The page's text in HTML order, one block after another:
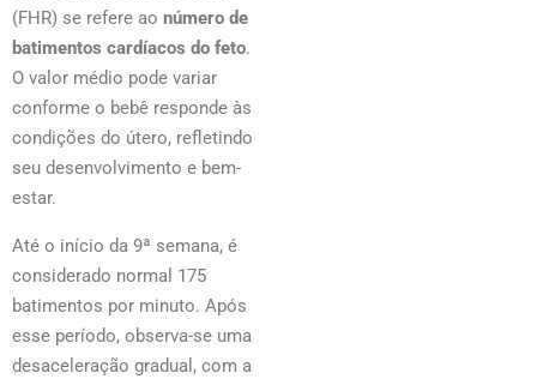
(FHR) se refere ao número de
batimentos cardíacos do feto.
O valor médio pode variar
conforme o bebê responde às
condições do útero, refletindo
seu desenvolvimento e bem-
estar.
Até o início da 9ª semana, é
considerado normal 175
batimentos por minuto. Após
esse período, observa-se uma
desaceleração gradual, com a